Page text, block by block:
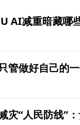
AI减重暗藏哪
管做好自己的
灾“人民防线”